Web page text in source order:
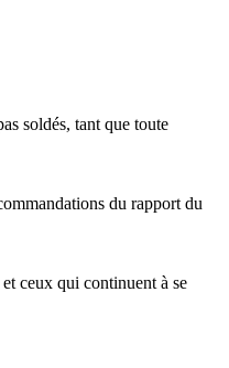
soldés, tant que toute
du rapport du
ceux qui continuent à se